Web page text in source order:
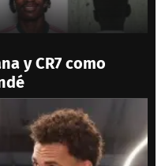
y CR7 como